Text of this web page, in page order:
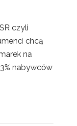
czyli
chcą
na
nabywców